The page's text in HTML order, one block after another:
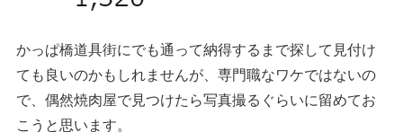
かっぱ橋道具街にでも通って納得するまで探して見付け
ても良いのかもしれませんが、専門職なワケではないの
で、偶然焼肉屋で見つけたら写真撮るぐらいに留めてお
こうと思います。